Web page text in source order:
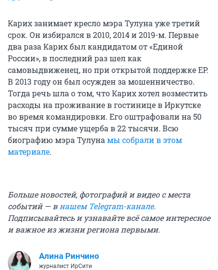
Карих занимает кресло мэра Тулуна уже третий
срок. Он избирался в 2010, 2014 и 2019-м. Первые
два раза Карих был кандидатом от «Единой
России», в последний раз шел как
самовыдвиженец, но при открытой поддержке ЕР.
В 2013 году он был осужден за мошенничество.
Тогда речь шла о том, что Карих хотел возместить
расходы на проживание в гостинице в Иркутске
во время командировки. Его оштрафовали на 50
тысяч при сумме ущерба в 22 тысячи. Всю
биографию мэра Тулуна мы собрали в этом
материале.
Больше новостей, фотографий и видео с места
событий — в нашем Telegram-канале.
Подписывайтесь и узнавайте всё самое интересное
и важное из жизни региона первыми.
Алина Ринчино
журналист ИрСити